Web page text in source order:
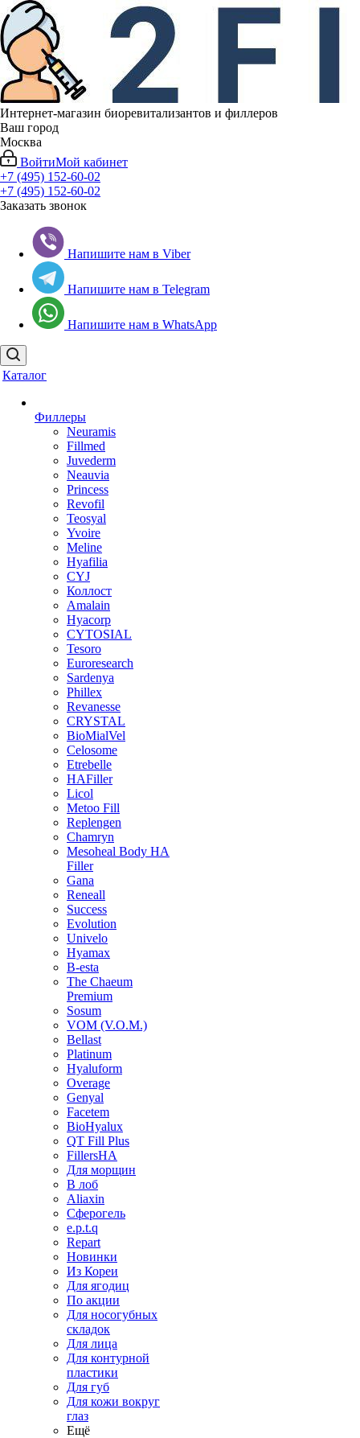
Интернет-магазин биоревитализантов и филлеров
Ваш город
Москва
ВойтиМой кабинет
+7 (495) 152-60-02
+7 (495) 152-60-02
Заказать звонок
Напишите нам в Viber
Напишите нам в Telegram
Напишите нам в WhatsApp
Каталог
Филлеры
Neuramis
Fillmed
Juvederm
Neauvia
Princess
Revofil
Teosyal
Yvoire
Meline
Hyafilia
CYJ
Коллост
Amalain
Hyacorp
CYTOSIAL
Tesoro
Euroresearch
Sardenya
Phillex
Revanesse
CRYSTAL
BioMialVel
Celosome
Etrebelle
HAFiller
Licol
Metoo Fill
Replengen
Chamryn
Mesoheal Body HA
Filler
Gana
Reneall
Success
Evolution
Univelo
Hyamax
B-esta
The Chaeum
Premium
Sosum
VOM (V.O.M.)
Bellast
Platinum
Hyaluform
Overage
Genyal
Facetem
BioHyalux
QT Fill Plus
FillersHA
Для морщин
В лоб
Aliaxin
Сферогель
e.p.t.q
Repart
Новинки
Из Кореи
Для ягодиц
По акции
Для носогубных
складок
Для лица
Для контурной
пластики
Для губ
Для кожи вокруг
глаз
Ещё